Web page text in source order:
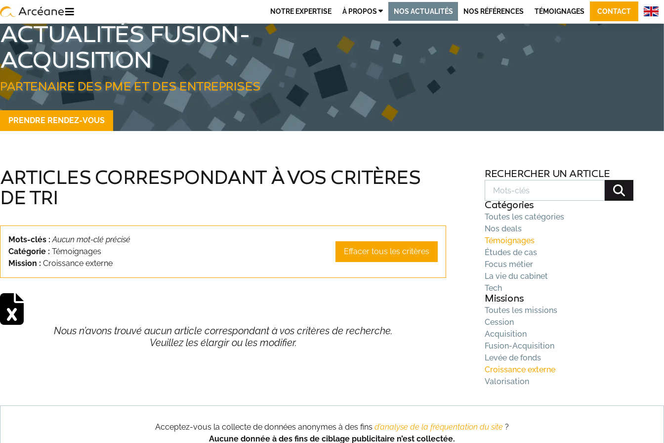
≡ NOTRE EXPERTISE À PROPOS
NOS ÉQUIPES
EXPERTISE TECH & IT
RECRUTEMENT
NOS ACTUALITÉS NOS RÉFÉRENCES TÉMOIGNAGES CONTACT
ACTUALITÉS FUSION-
ACQUISITION
PARTENAIRE DES PME ET DES ENTREPRISES
PRENDRE RENDEZ-VOUS
ARTICLES CORRESPONDANT À VOS CRITÈRES
DE TRI
Mots-clés : Aucun mot-clé précisé
Catégorie : Témoignages
Mission : Croissance externe
Effacer tous les critères
Nous n’avons trouvé aucun article correspondant à vos critères de recherche.
Veuillez les élargir ou les modifier.
RECHERCHER UN ARTICLE
Catégories
Toutes les catégories
Nos deals
Témoignages
Études de cas
Focus métier
La vie du cabinet
Tech
Missions
Toutes les missions
Cession
Acquisition
Fusion-Acquisition
Levée de fonds
Croissance externe
Valorisation
Conception et réalisation
Abonnez-vous à notre newsletter
Acceptez-vous la collecte de données anonymes à des fins d’analyse de la fréquentation du site ?
Aucune donnée à des fins de ciblage publicitaire n’est collectée.